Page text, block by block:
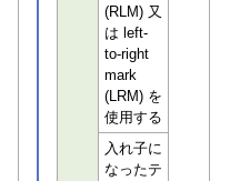
(RLM) 又
は left-
to-right
mark
(LRM) を
使用する
入れ子に
なったテ